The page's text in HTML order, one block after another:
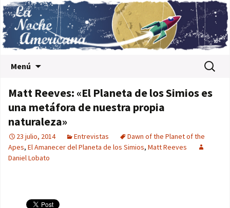
Menú Buscar:
Matt Reeves: «El Planeta de los Simios es
una metáfora de nuestra propia
naturaleza»
23 julio, 2014 Entrevistas
Dawn of the Planet of the
Apes, El Amanecer del Planeta de los Simios, Matt Reeves
Daniel Lobato